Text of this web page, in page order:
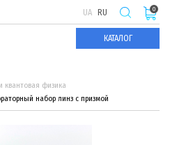
UA RU
КАТАЛОГ
0
квантовая физика
набор линз с призмой